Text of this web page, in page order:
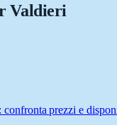
Valdieri
prezzi e